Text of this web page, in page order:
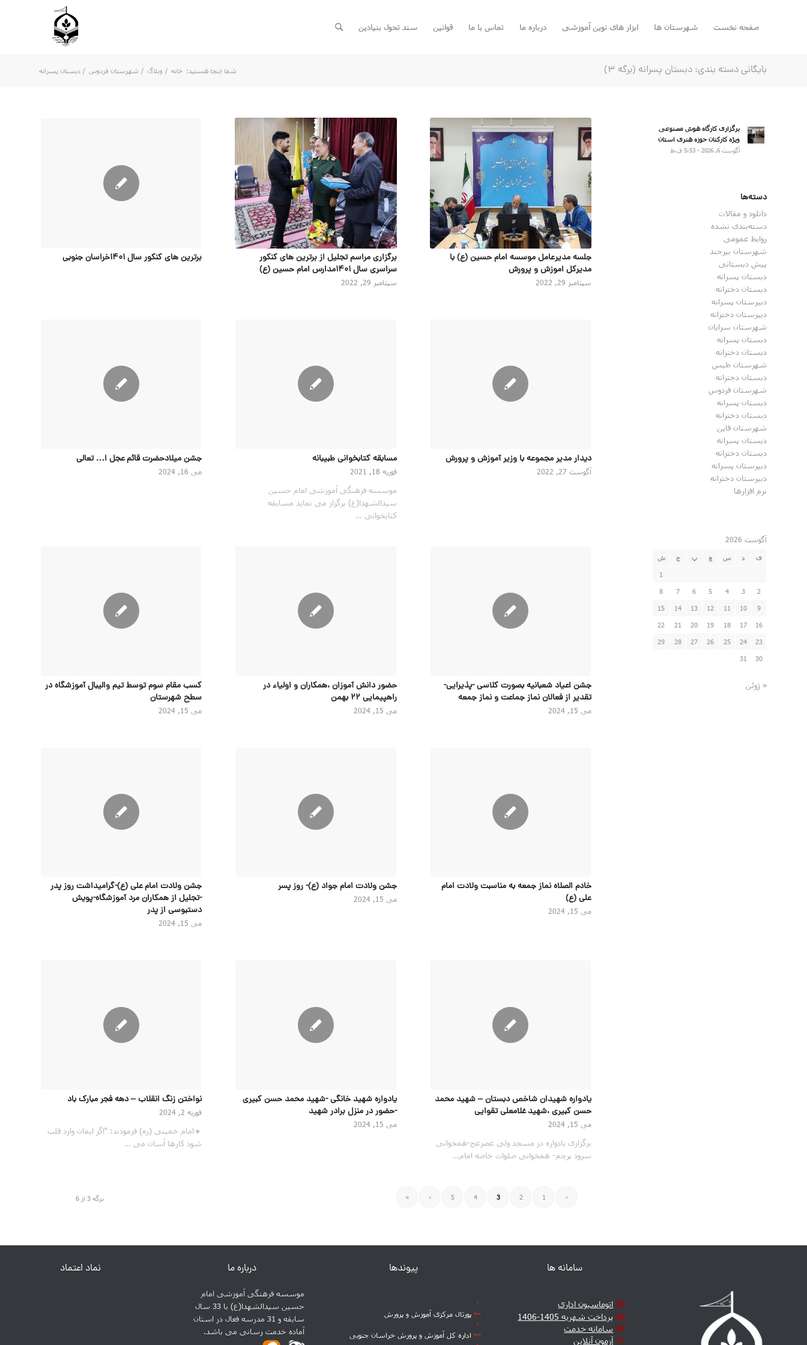
صفحه نخست شهرستان ها ابزار های نوین آموزشی درباره ما تماس با ما قوانین سند تحول بنیادین
بایگانی دسته بندی: دبستان پسرانه (برگه 3) شما اینجا هستید: خانه / وبلاگ / شهرستان فردوس / دبستان پسرانه
جلسه مدیرعامل موسسه امام حسین (ع) با
مدیرکل اموزش و پرورش
سپتامبر 29, 2022
برگزاری مراسم تجلیل از برترین های کنکور
سراسری سال ۱۴۰۱مدارس امام حسین (ع)
سپتامبر 29, 2022
برترین های کنکور سال 1401خراسان جنوبی
دیدار مدیر مجموعه با وزیر آموزش و پرورش
آگوست 27, 2022
مسابقه کتابخوانی طبیبانه
فوریه 18, 2021
موسسه فرهنگی آموزشی امام حسین
سیدالشهدا(ع) برگزار می نماید مسابقه
کتابخوانی …
جشن میلادحضرت قائم عجل ا… تعالی
می 16, 2024
جشن اعیاد شعبانیه بصورت کلاسی -پذیرایی-
تقدیر از فعالان نماز جماعت و نماز جمعه
می 15, 2024
حضور دانش آموزان ،همکاران و اولیاء در
راهپیمایی 22 بهمن
می 15, 2024
کسب مقام سوم توسط تیم والیبال آموزشگاه در
سطح شهرستان
می 15, 2024
خادم الصلاه نماز جمعه به مناسبت ولادت امام
علی (ع)
می 15, 2024
جشن ولادت امام جواد (ع)- روز پسر
می 15, 2024
جشن ولادت امام علی (ع)-گرامیداشت روز پدر
-تجلیل از همکاران مرد آموزشگاه-پویش
دستبوسی از پدر
می 15, 2024
یادواره شهیدان شاخص دبستان – شهید محمد
حسن کبیری ،شهید غلامعلی تقوایی
می 15, 2024
برگزاری یادواره در مسجد ولی عصرعج-همخوانی
سرود پرچم- همخوانی صلوات خاصه امام…
یادواره شهید خانگی -شهید محمد حسن کبیری
-حضور در منزل برادر شهید
می 15, 2024
نواختن زنگ انقلاب – دهه فجر مبارک باد
فوریه 2, 2024
🔸امام خمینی (ره) فرمودند: "اگر ایمان وارد قلب
شود کارها آسان می …
برگه 3 از 6 ‹
1
2
3
4
5
›
»
برگزاری کارگاه هوش مصنوعی
ویژه کارکنان حوزه هنری استان
آگوست 6, 2026 - 5:53 ق.ظ
دسته‌ها
دانلود و مقالات
دسته‌بندی نشده
روابط عمومی
شهرستان بیرجند
پیش دبستانی
دبستان پسرانه
دبستان دخترانه
دبیرستان پسرانه
دبیرستان دخترانه
شهرستان سرایان
دبستان پسرانه
دبستان دخترانه
شهرستان طبس
دبستان دخترانه
شهرستان فردوس
دبستان پسرانه
دبستان دخترانه
شهرستان قاین
دبستان پسرانه
دبستان دخترانه
دبیرستان پسرانه
دبیرستان دخترانه
نرم افزارها
آگوست 2026
ی د س چ پ ج ش
1
2
3
4
5
6
7
8
9
10
11
12
13
14
15
16
17
18
19
20
21
22
23
24
25
26
27
28
29
30
31
« ژوئن
سامانه ها
اتوماسیون اداری
پرداخت شهریه 1405-1406
سامانه خدمت
آزمون آنلاین
پیوندها
پورتال مرکزی آموزش و پرورش
اداره کل آموزش و پرورش خراسان جنوبی
درباره ما
موسسه فرهنگی آموزشی امام
حسین سیدالشهدا(ع) با 33 سال
سابقه و 31 مدرسه فعال در استان
آماده خدمت رسانی می باشد.
نماد اعتماد